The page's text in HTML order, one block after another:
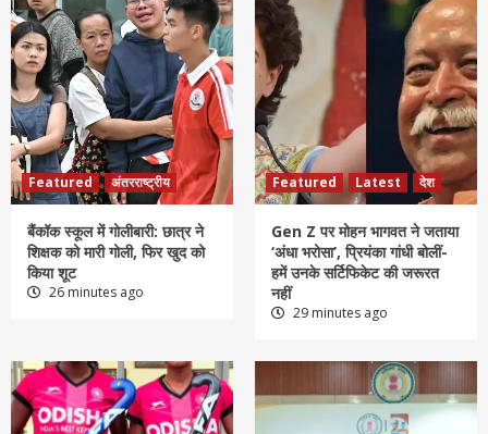
Featured अंतरराष्ट्रीय
बैंकॉक स्कूल में गोलीबारी: छात्र ने
शिक्षक को मारी गोली, फिर खुद को
किया शूट
26 minutes ago
Featured Latest देश
Gen Z पर मोहन भागवत ने जताया
‘अंधा भरोसा’, प्रियंका गांधी बोलीं-
हमें उनके सर्टिफिकेट की जरूरत
नहीं
29 minutes ago